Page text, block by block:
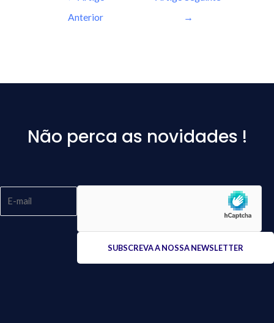
Anterior
→
Não perca as novidades !